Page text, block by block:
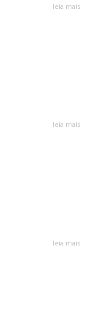
leia mais
leia mais
leia mais